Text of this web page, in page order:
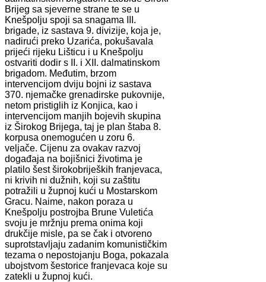
Brijeg sa sjeverne strane te se u
Knešpolju spoji sa snagama III.
brigade, iz sastava 9. divizije, koja je,
nadirući preko Uzarića, pokušavala
prijeći rijeku Lišticu i u Knešpolju
ostvariti dodir s II. i XII. dalmatinskom
brigadom. Međutim, brzom
intervencijom dviju bojni iz sastava
370. njemačke grenadirske pukovnije,
netom pristiglih iz Konjica, kao i
intervencijom manjih bojevih skupina
iz Širokog Brijega, taj je plan štaba 8.
korpusa onemogućen u zoru 6.
veljače. Cijenu za ovakav razvoj
događaja na bojišnici životima je
platilo šest širokobrijeških franjevaca,
ni krivih ni dužnih, koji su zaštitu
potražili u župnoj kući u Mostarskom
Gracu. Naime, nakon poraza u
Knešpolju postrojba Brune Vuletića
svoju je mržnju prema onima koji
drukčije misle, pa se čak i otvoreno
suprotstavljaju zadanim komunističkim
tezama o nepostojanju Boga, pokazala
ubojstvom šestorice franjevaca koje su
zatekli u župnoj kući.